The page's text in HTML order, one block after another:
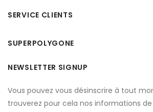
SERVICE CLIENTS
SUPERPOLYGONE
NEWSLETTER SIGNUP
Vous pouvez vous désinscrire à tout
trouverez pour cela nos informations